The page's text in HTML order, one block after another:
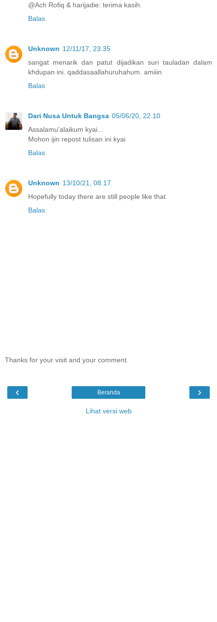
@Ach Rofiq & harijadie: terima kasih.
Balas
Unknown 12/11/17, 23.35
sangat menarik dan patut dijadikan suri tauladan dalam
khdupan ini. qaddasaallahuruhahum. amiiin
Balas
Dari Nusa Untuk Bangsa 05/06/20, 22.10
Assalamu'alaikum kyai...
Mohon ijin repost tulisan ini kyai
Balas
Unknown 13/10/21, 08.17
Hopefully today there are still people like that
Balas
Thanks for your visit and your comment.
‹ ›
Beranda
Lihat versi web